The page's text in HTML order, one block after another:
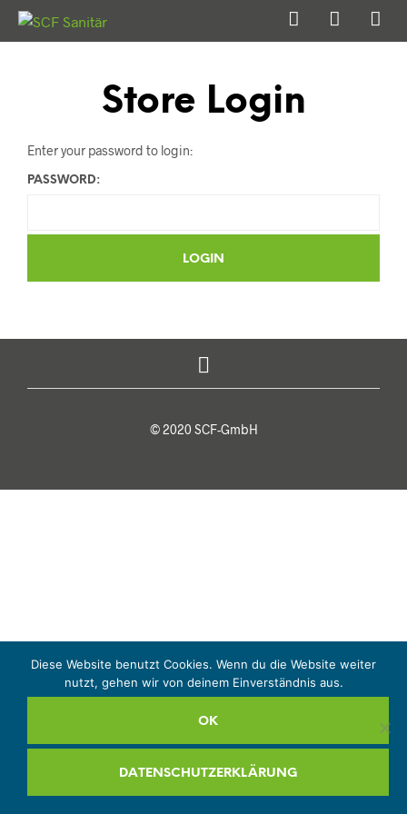
Store Login
Enter your password to login:
PASSWORD:
© 2020 SCF-GmbH
Diese Website benutzt Cookies. Wenn du die Website weiter
nutzt, gehen wir von deinem Einverständnis aus.
OK
DATENSCHUTZERKLÄRUNG